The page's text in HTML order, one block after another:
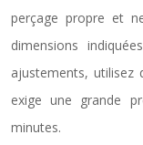
perçage propre et
dimensions
ajustements, utilisez
exige une grande
minutes.